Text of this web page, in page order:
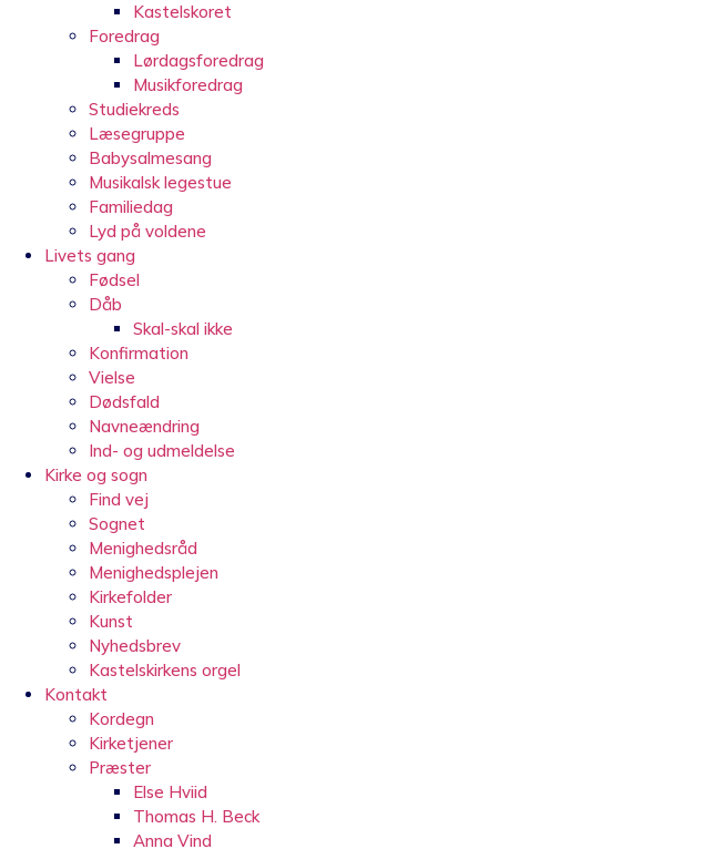
Kastelskoret
Foredrag
Lørdagsforedrag
Musikforedrag
Studiekreds
Læsegruppe
Babysalmesang
Musikalsk legestue
Familiedag
Lyd på voldene
Livets gang
Fødsel
Dåb
Skal-skal ikke
Konfirmation
Vielse
Dødsfald
Navneændring
Ind- og udmeldelse
Kirke og sogn
Find vej
Sognet
Menighedsråd
Menighedsplejen
Kirkefolder
Kunst
Nyhedsbrev
Kastelskirkens orgel
Kontakt
Kordegn
Kirketjener
Præster
Else Hviid
Thomas H. Beck
Anna Vind